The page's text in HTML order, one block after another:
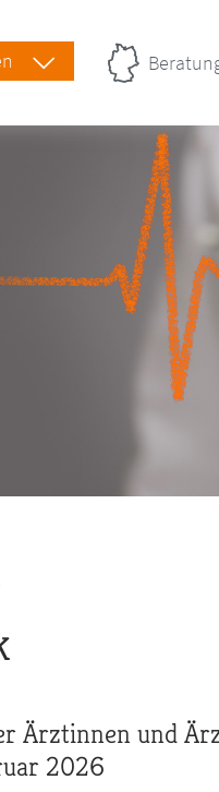
Ärztinnen und
2026